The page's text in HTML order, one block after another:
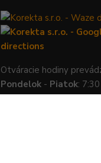
Otváracie hodiny
Pondelok - Piatok: